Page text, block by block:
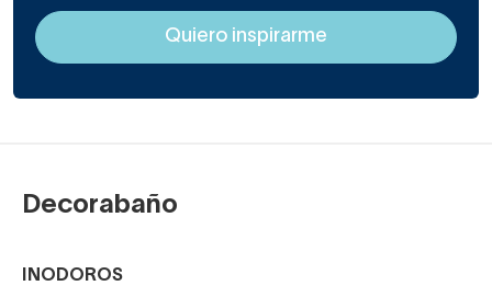
Decorabaño
INODOROS